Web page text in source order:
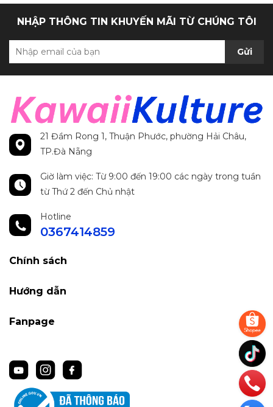
NHẬP THÔNG TIN KHUYẾN MÃI TỪ CHÚNG TÔI
Gửi
21 Đầm Rong 1, Thuận Phước, phường Hải Châu,
TP.Đà Nẵng
Giờ làm việc: Từ 9:00 đến 19:00 các ngày trong tuần
từ Thứ 2 đến Chủ nhật
Hotline
0367414859
Chính sách
Hướng dẫn
Fanpage